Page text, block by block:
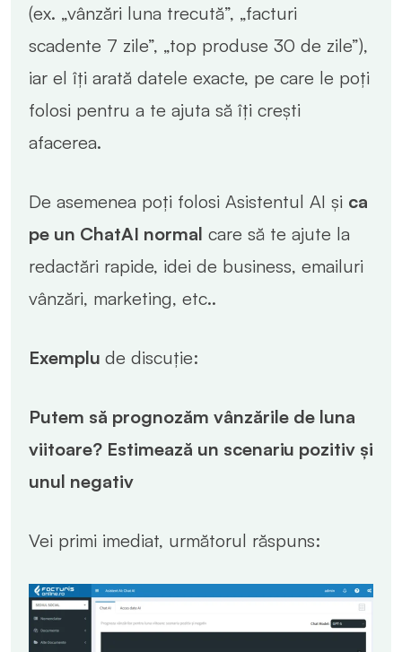
(ex. „vânzări luna trecută”, „facturi
scadente 7 zile”, „top produse 30 de zile”),
iar el îți arată datele exacte, pe care le poți
folosi pentru a te ajuta să îți crești
afacerea.
De asemenea poți folosi Asistentul AI și ca
pe un ChatAI normal care să te ajute la
redactări rapide, idei de business, emailuri
vânzări, marketing, etc..
Exemplu de discuție:
Putem să prognozăm vânzările de luna
viitoare? Estimează un scenariu pozitiv și
unul negativ
Vei primi imediat, următorul răspuns: